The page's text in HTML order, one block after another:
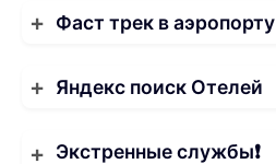
Фаст трек в
Яндекс поиск Отелей
Экстренные службы❗️